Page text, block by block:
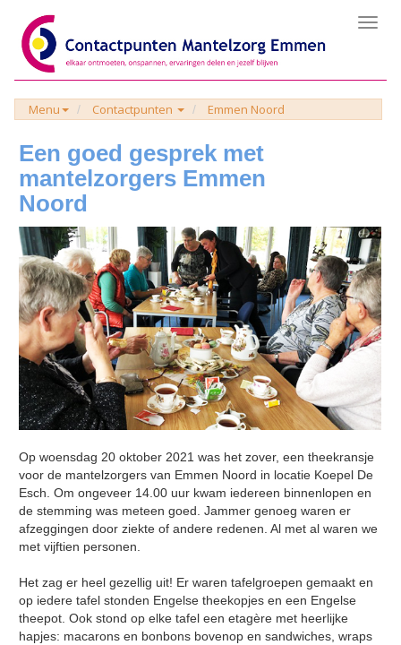
Menu Contactpunten Emmen Noord
Een goed gesprek met
mantelzorgers Emmen
Noord
Op woensdag 20 oktober 2021 was het zover, een theekransje
voor de mantelzorgers van Emmen Noord in locatie Koepel De
Esch. Om ongeveer 14.00 uur kwam iedereen binnenlopen en
de stemming was meteen goed. Jammer genoeg waren er
afzeggingen door ziekte of andere redenen. Al met al waren we
met vijftien personen.
Het zag er heel gezellig uit! Er waren tafelgroepen gemaakt en
op iedere tafel stonden Engelse theekopjes en een Engelse
theepot. Ook stond op elke tafel een etagère met heerlijke
hapjes: macarons en bonbons bovenop en sandwiches, wraps